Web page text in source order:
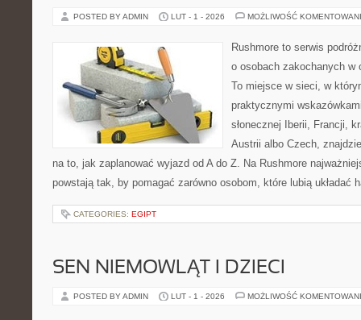
POSTED BY ADMIN LUT - 1 - 2026 MOŻLIWOŚĆ
Rushmore to serwis
o osobach zakochanych w
To miejsce w sieci, w
praktycznymi
słonecznej Iberii, Francji,
Austrii albo Czech,
na to, jak zaplanować wyjazd od A do Z. Na Rushmore
powstają tak, by pomagać zarówno osobom, które lubią układać
CATEGORIES: EGIPT
SEN NIEMOWLĄT I DZIECI
POSTED BY ADMIN LUT - 1 - 2026 MOŻLIWOŚĆ